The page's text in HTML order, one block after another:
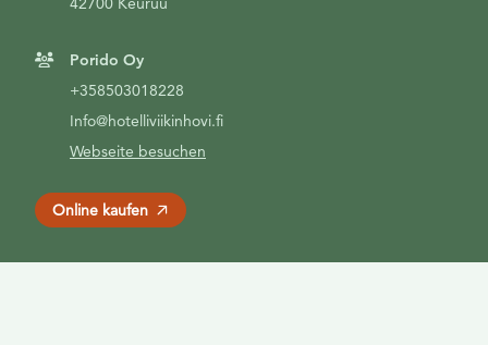
Porido Oy
+358503018228
Info@hotelliviikinhovi.fi
Webseite besuchen
Online kaufen